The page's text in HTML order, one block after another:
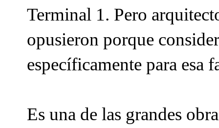
Terminal 1. Pero
opusieron porque
específicamente para esa
Es una de las grandes